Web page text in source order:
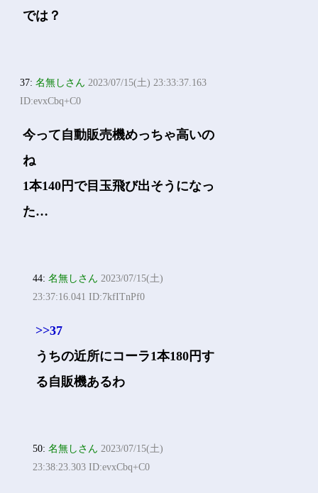
では？
37:名無しさん 2023/07/15(土) 23:33:37.163
ID:evxCbq+C0
今って自動販売機めっちゃ高いの
ね
1本140円で目玉飛び出そうになっ
た…
44:名無しさん 2023/07/15(土)
23:37:16.041 ID:7kfITnPf0
>>37
うちの近所にコーラ1本180円す
る自販機あるわ
50:名無しさん 2023/07/15(土)
23:38:23.303 ID:evxCbq+C0